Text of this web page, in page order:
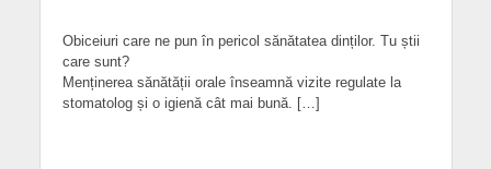
Obiceiuri care ne pun în pericol sănătatea dinților. Tu știi
care sunt?
Menținerea sănătății orale înseamnă vizite regulate la
stomatolog și o igienă cât mai bună. […]